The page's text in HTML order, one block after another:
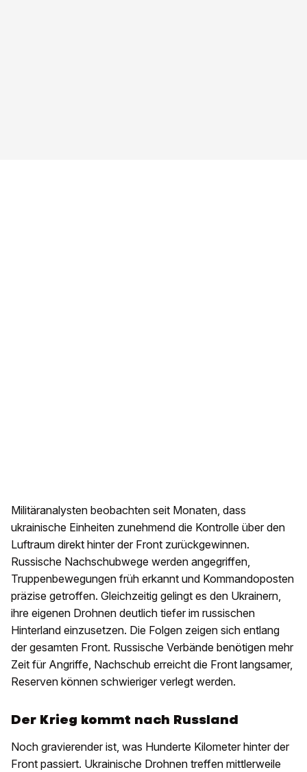
Militäranalysten beobachten seit Monaten, dass
ukrainische Einheiten zunehmend die Kontrolle über den
Luftraum direkt hinter der Front zurückgewinnen.
Russische Nachschubwege werden angegriffen,
Truppenbewegungen früh erkannt und Kommandoposten
präzise getroffen. Gleichzeitig gelingt es den Ukrainern,
ihre eigenen Drohnen deutlich tiefer im russischen
Hinterland einzusetzen. Die Folgen zeigen sich entlang
der gesamten Front. Russische Verbände benötigen mehr
Zeit für Angriffe, Nachschub erreicht die Front langsamer,
Reserven können schwieriger verlegt werden.
Der Krieg kommt nach Russland
Noch gravierender ist, was Hunderte Kilometer hinter der
Front passiert. Ukrainische Drohnen treffen mittlerweile